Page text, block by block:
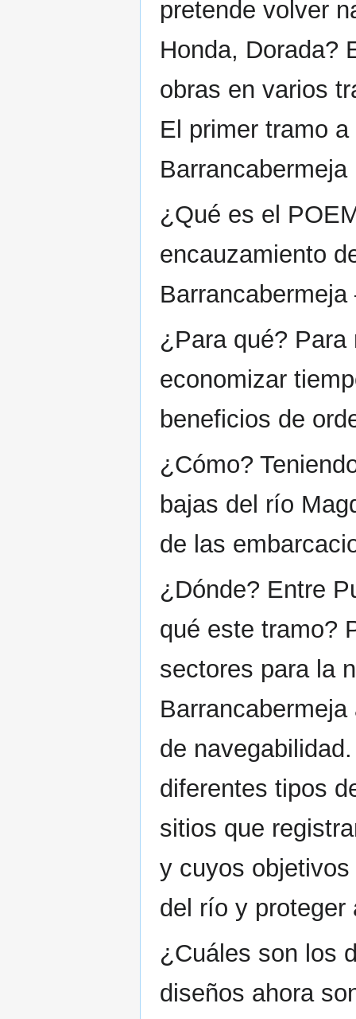
pretende volver
Honda, Dorada?
obras en varios
El primer tramo
Barrancabermeja
¿Qué es el
encauzamiento
¿Para qué?
economizar
beneficios de
¿Cómo?
bajas del río
de las
¿Dónde? Entre
qué este tramo?
sectores para la
de
diferentes tipos
sitios que
y cuyos
del río y proteger
¿Cuáles son los
diseños ahora